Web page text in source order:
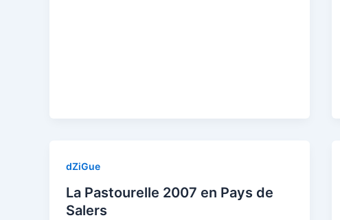
dZiGue
La Pastourelle 2007 en Pays de
Salers